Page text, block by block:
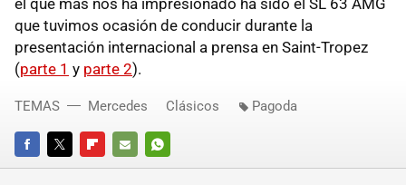
que tuvimos ocasión de conducir durante la
presentación internacional a prensa en Saint-Tropez
(parte 1 y parte 2).
FACEBOOKTWITTERFLIPBOARD
E-
WHATSAPP
TEMAS Mercedes Clásicos Pagoda